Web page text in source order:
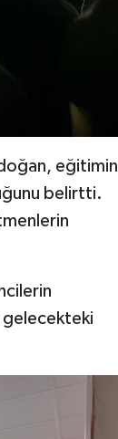
eğitimin
belirtti.
gelecekteki